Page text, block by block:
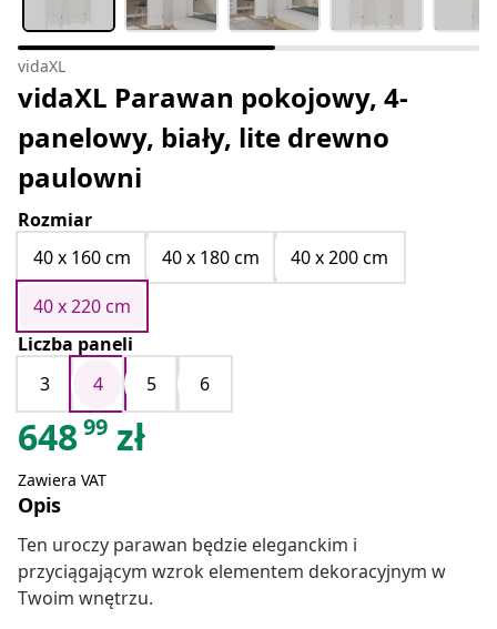
vidaXL
vidaXL Parawan pokojowy, 4-
panelowy, biały, lite drewno
paulowni
Rozmiar
40 x 160 cm
40 x 180 cm
40 x 200 cm
40 x 220 cm
Liczba paneli
3
4 5 6
64899 zł
Zawiera VAT
Opis
Ten uroczy parawan będzie eleganckim i
przyciągającym wzrok elementem dekoracyjnym w
Twoim wnętrzu.